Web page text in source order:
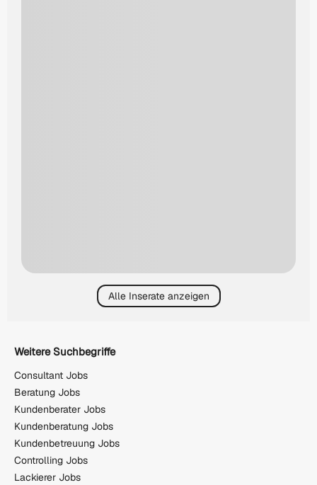
Alle Inserate anzeigen
Weitere Suchbegriffe
Consultant Jobs
Beratung Jobs
Kundenberater Jobs
Kundenberatung Jobs
Kundenbetreuung Jobs
Controlling Jobs
Lackierer Jobs